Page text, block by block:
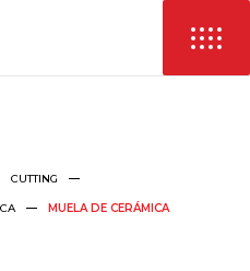
CUTTING
MUELA DE CERÁMICA